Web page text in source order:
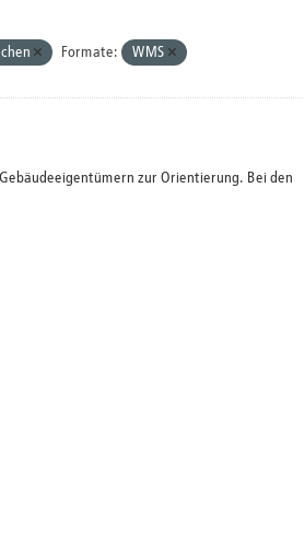
Formate: WMS
zur Orientierung. Bei den